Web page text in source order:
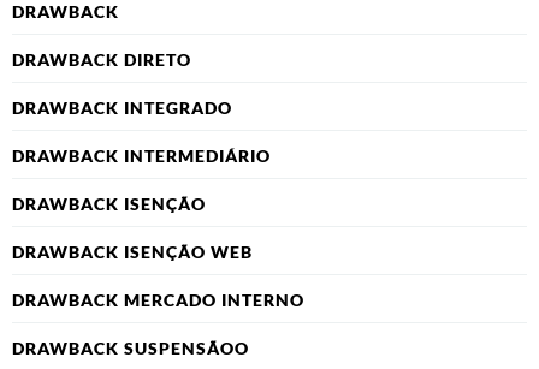
DRAWBACK
DRAWBACK DIRETO
DRAWBACK INTEGRADO
DRAWBACK INTERMEDIÁRIO
DRAWBACK ISENÇÃO
DRAWBACK ISENÇÃO WEB
DRAWBACK MERCADO INTERNO
DRAWBACK SUSPENSÃOO